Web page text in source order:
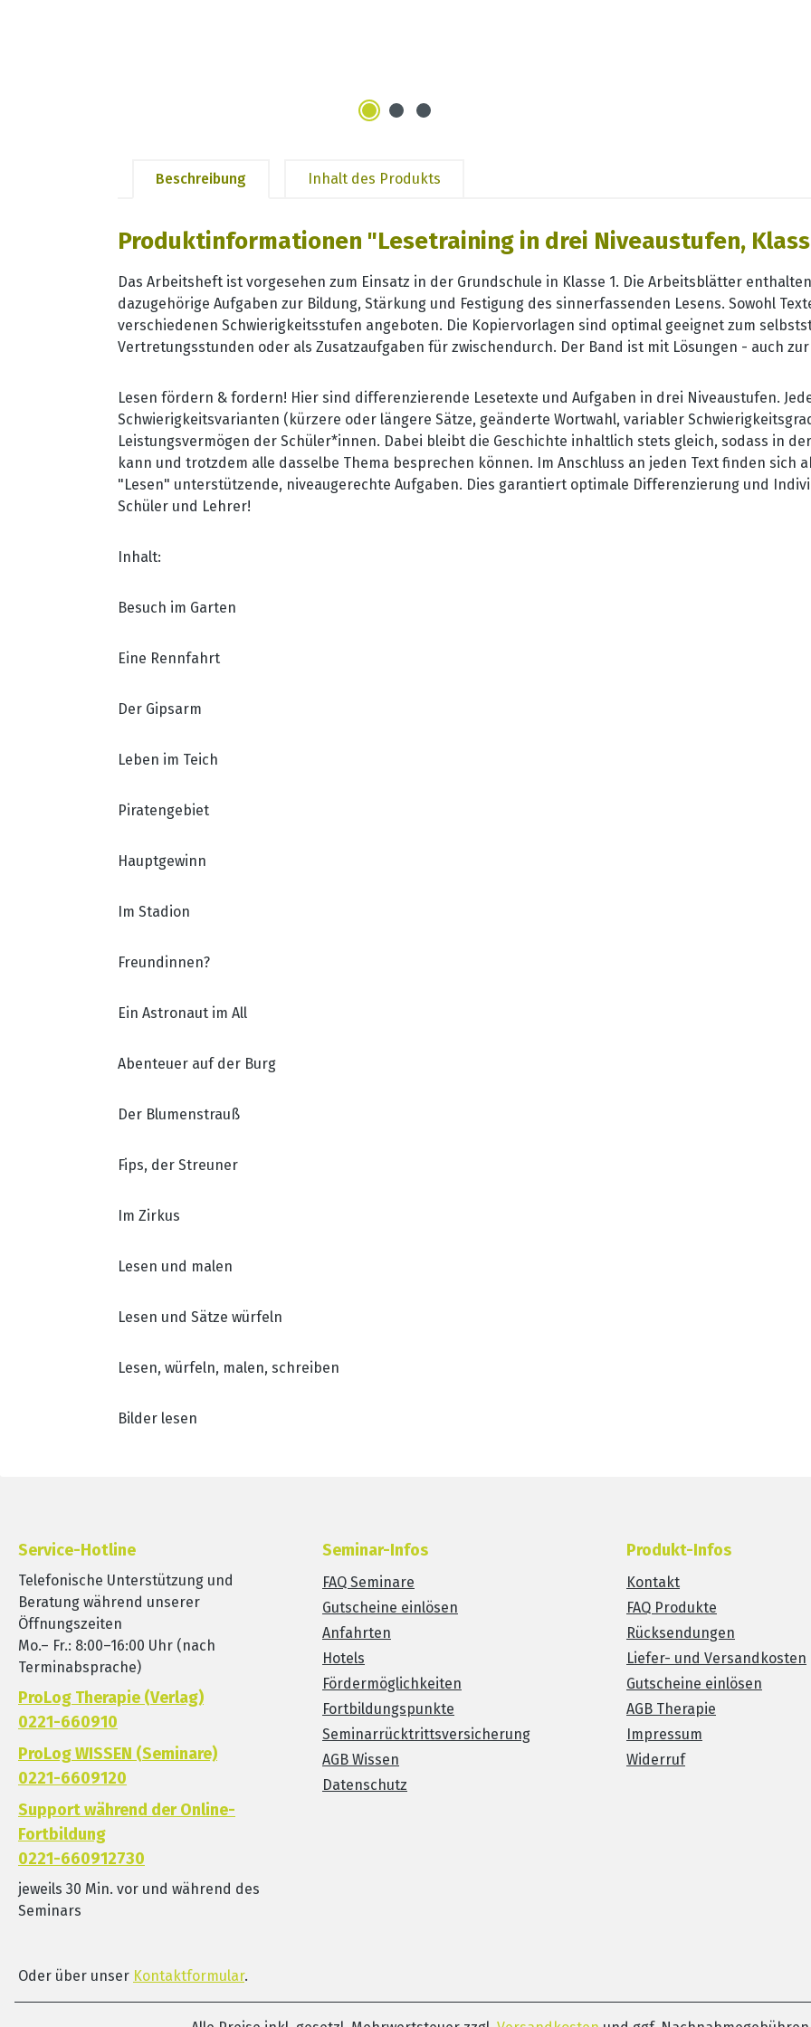
Beschreibung Inhalt des Produkts
Produktinformationen "Lesetraining in drei Niveaustufen,
Das Arbeitsheft ist vorgesehen zum Einsatz in der Grundschule in Klasse 1. Die Arbeitsblätter
dazugehörige Aufgaben zur Bildung, Stärkung und Festigung des sinnerfassenden Lesens. Sowohl
verschiedenen Schwierigkeitsstufen angeboten. Die Kopiervorlagen sind optimal geeignet zum
Vertretungsstunden oder als Zusatzaufgaben für zwischendurch. Der Band ist mit Lösungen - auch
Lesen fördern & fordern! Hier sind differenzierende Lesetexte und Aufgaben in drei Niveaustufen.
Schwierigkeitsvarianten (kürzere oder längere Sätze, geänderte Wortwahl, variabler
Leistungsvermögen der Schüler*innen. Dabei bleibt die Geschichte inhaltlich stets gleich, sodass in
kann und trotzdem alle dasselbe Thema besprechen können. Im Anschluss an jeden Text finden sich
"Lesen" unterstützende, niveaugerechte Aufgaben. Dies garantiert optimale Differenzierung und
Schüler und Lehrer!
Inhalt:
Besuch im Garten
Eine Rennfahrt
Der Gipsarm
Leben im Teich
Piratengebiet
Hauptgewinn
Im Stadion
Freundinnen?
Ein Astronaut im All
Abenteuer auf der Burg
Der Blumenstrauß
Fips, der Streuner
Im Zirkus
Lesen und malen
Lesen und Sätze würfeln
Lesen, würfeln, malen, schreiben
Bilder lesen
Service-Hotline
Telefonische Unterstützung und
Beratung während unserer
Öffnungszeiten
Mo.– Fr.: 8:00–16:00 Uhr (nach
Terminabsprache)
ProLog Therapie (Verlag)
0221-660910
ProLog WISSEN (Seminare)
0221-6609120
Support während der Online-
Fortbildung
0221-660912730
jeweils 30 Min. vor und während des
Seminars
Oder über unser Kontaktformular.
Seminar-Infos
FAQ Seminare
Gutscheine einlösen
Anfahrten
Hotels
Fördermöglichkeiten
Fortbildungspunkte
Seminarrücktrittsversicherung
AGB Wissen
Datenschutz
Produkt-Infos
Kontakt
FAQ Produkte
Rücksendungen
Liefer- und Versandkosten
Gutscheine einlösen
AGB Therapie
Impressum
Widerruf